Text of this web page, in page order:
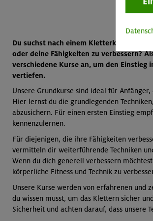
Du suchst nach einem Kletterkurs in
oder deine Fähigkeiten zu verbessern?
verschiedene Kurse an, um den
vertiefen.
Unsere Grundkurse sind ideal für
Hier lernst du die grundlegenden
abzusichern. Für einen ersten Einstieg
kennenzulernen.
Für diejenigen, die ihre Fähigkeiten
vermitteln dir weiterführende Techniken
Wenn du dich generell verbessern
körperliche Fitness und Technik zu
Unsere Kurse werden von erfahrenen
du wissen musst, um das Klettern sicher
Sicherheit und achten darauf, dass unsere